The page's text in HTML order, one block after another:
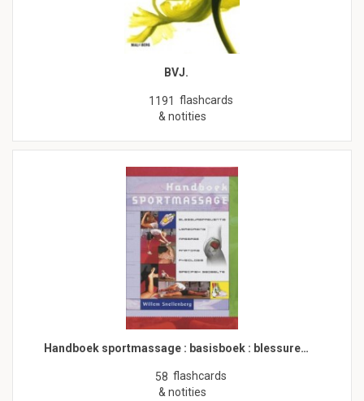
BVJ.
1191 flashcards
& notities
Handboek sportmassage : basisboek : blessure…
58 flashcards
& notities